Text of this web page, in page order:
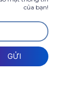
của bạn!
GỬI